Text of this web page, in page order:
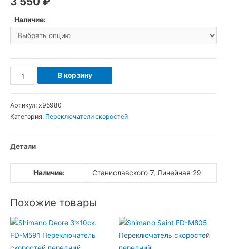
Наличие:
Количество
товара
sram
9sp
11-
В корзину
Артикул: х95980
Категория: Переключатели скоростей
Детали
Наличие: Станиславского 7, Линейная 29
Похожие товары